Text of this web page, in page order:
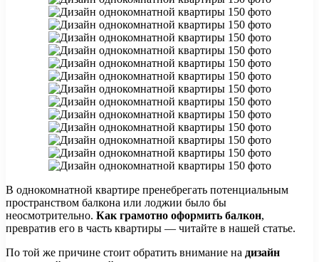
В однокомнатной квартире пренебрегать потенциальным
пространством балкона или лоджии было бы
неосмотрительно. Как грамотно оформить балкон,
превратив его в часть квартиры — читайте в нашей статье.
По той же причине стоит обратить внимание на дизайн